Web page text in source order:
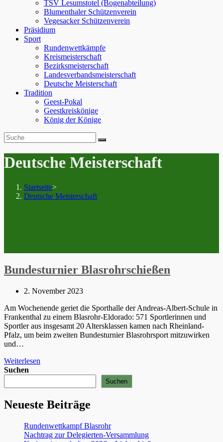
TSV Lesumstotel (Bogenabteilung)
Blumenthaler Schützenverein
Vegesacker Schützenverein
Präsidium
Sport
Rundenwettkämpfe
Kreismeisterschaft
Bezirksmeisterschaft
Landesverbandsmeisterschaft
Deutsche Meisterschaft
Tradition
Geest-Pokal
Geestkreiskönige
König der Könige
Deutsche Meisterschaft
Startseite>
Deutsche Meisterschaft
Bundesturnier Blasrohrschießen
Beitrag
2. November 2023
Am Wochenende geriet die Sporthalle der Andreas-Albert-Schule in
Frankenthal zu einem Blasrohr-Eldorado: 571 Sportlerinnen und
Sportler aus insgesamt 20 Altersklassen kamen nach Rheinland-
Pfalz, um beim zweiten Bundesturnier Blasrohrsport mitzuwirken
und…
Weiterlesen
Suchen
Suchen
Neueste Beiträge
Rundenwettkampf Blasrohr
Nachtrag zur Delegierten-Versammlung